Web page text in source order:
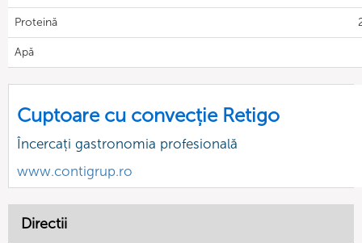
Proteină
Apă
Cuptoare cu convecție Retigo
Încercați gastronomia profesională
www.contigrup.ro
Directii